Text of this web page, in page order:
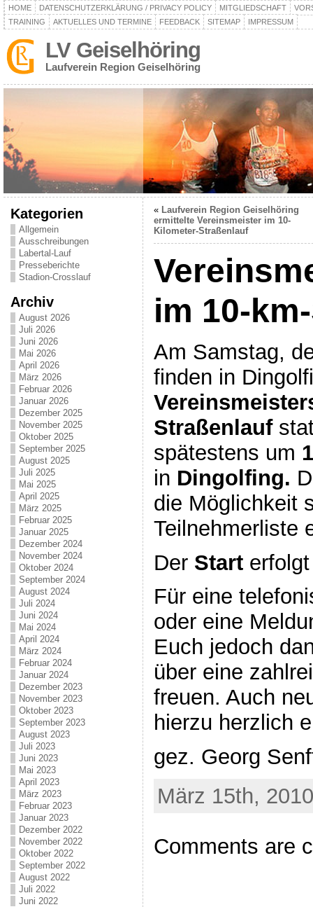
HOME DATENSCHUTZERKLÄRUNG / PRIVACY POLICY MITGLIEDSCHAFT
TRAINING
AKTUELLES UND TERMINE FEEDBACK SITEMAP IMPRESSUM
LV Geiselhöring
Laufverein Region Geiselhöring
Kategorien
Allgemein
Ausschreibungen
Labertal-Lauf
Presseberichte
Stadion-Crosslauf
Archiv
August 2026
Juli 2026
Juni 2026
Mai 2026
April 2026
März 2026
Februar 2026
Januar 2026
Dezember 2025
November 2025
Oktober 2025
September 2025
August 2025
Juli 2025
Mai 2025
April 2025
März 2025
Februar 2025
Januar 2025
Dezember 2024
November 2024
Oktober 2024
September 2024
August 2024
Juli 2024
Juni 2024
Mai 2024
April 2024
März 2024
Februar 2024
Januar 2024
Dezember 2023
November 2023
Oktober 2023
September 2023
August 2023
Juli 2023
Juni 2023
Mai 2023
April 2023
März 2023
Februar 2023
Januar 2023
Dezember 2022
November 2022
Oktober 2022
September 2022
August 2022
Juli 2022
Juni 2022
« Laufverein Region Geiselhöring
ermittelte Vereinsmeister im 10-
Kilometer-Straßenlauf
im 10-
Am Samstag,
finden in
Straßenlauf
spätestens um
in Dingolfing.
die Möglichkeit
Teilnehmerliste
Der Start
Für eine
oder eine
Euch jedoch
über eine
freuen. Auch
hierzu herzlich
gez. Georg
März 15th,
Comments are